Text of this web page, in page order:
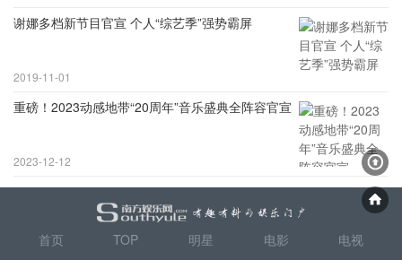
谢娜多档新节目官宣 个人“综艺季”强势霸屏
2019-11-01
重磅！2023动感地带“20周年”音乐盛典全阵容官宣
2023-12-12
首页 TOP 明星 电影 电视